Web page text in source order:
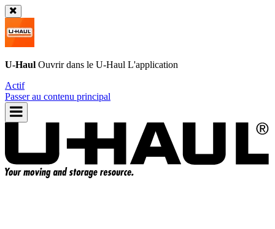
U-Haul Ouvrir dans le U-Haul L'application
Actif
Passer au contenu principal